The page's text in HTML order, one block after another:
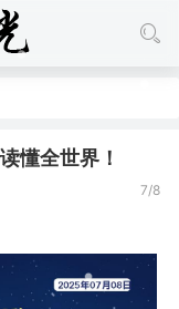
懂全世界！
7/8